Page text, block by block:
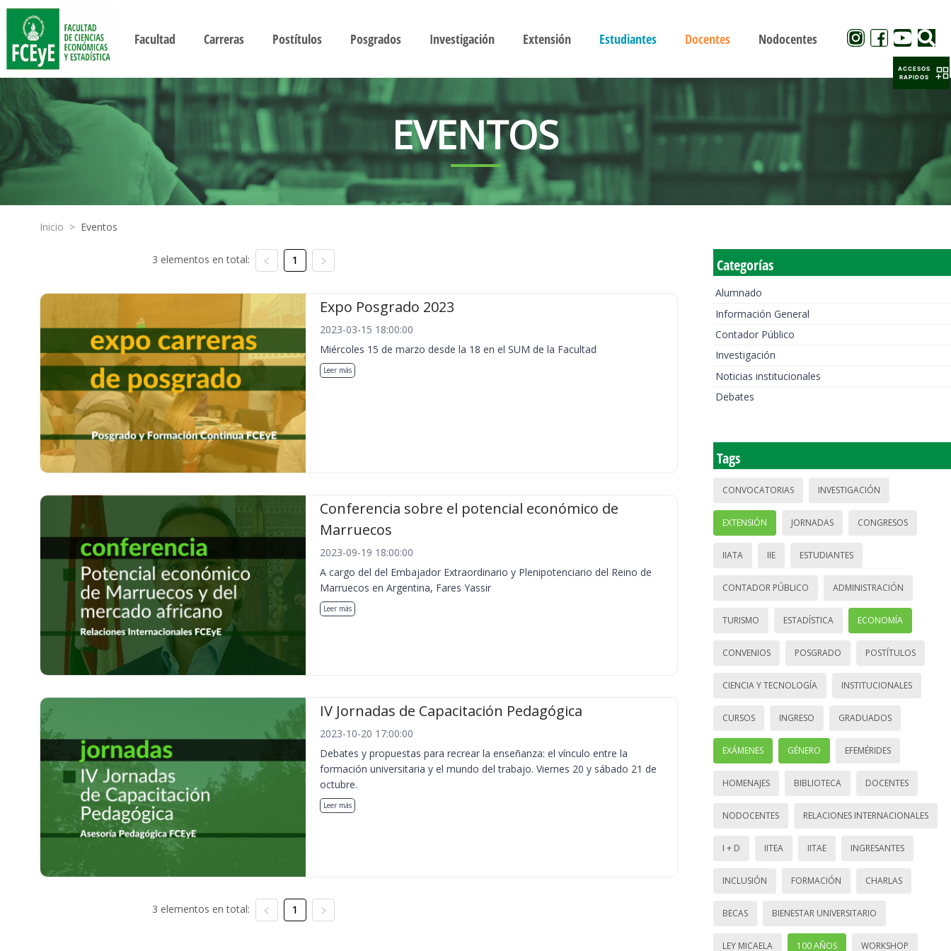
Facultad Carreras Postítulos Posgrados Investigación Extensión Estudiantes Docentes Nodocentes
EVENTOS
Inicio > Eventos
3 elementos en total: 1
Expo Posgrado 2023
2023-03-15 18:00:00
Miércoles 15 de marzo desde la 18 en el SUM de la Facultad
Leer más
Conferencia sobre el potencial económico de
Marruecos
2023-09-19 18:00:00
A cargo del del Embajador Extraordinario y Plenipotenciario del Reino de
Marruecos en Argentina, Fares Yassir
Leer más
IV Jornadas de Capacitación Pedagógica
2023-10-20 17:00:00
Debates y propuestas para recrear la enseñanza: el vínculo entre la
formación universitaria y el mundo del trabajo. Viernes 20 y sábado 21 de
octubre.
Leer más
3 elementos en total: 1
Categorías
Alumnado
Información General
Contador Público
Investigación
Noticias institucionales
Debates
Tags
CONVOCATORIAS INVESTIGACIÓN
EXTENSIÓN JORNADAS CONGRESOS
IIATA IIE ESTUDIANTES
CONTADOR PÚBLICO ADMINISTRACIÓN
TURISMO ESTADÍSTICA ECONOMÍA
CONVENIOS POSGRADO POSTÍTULOS
CIENCIA Y TECNOLOGÍA INSTITUCIONALES
CURSOS INGRESO GRADUADOS
EXÁMENES GÉNERO EFEMÉRIDES
HOMENAJES BIBLIOTECA DOCENTES
NODOCENTES RELACIONES INTERNACIONALES
I + D IITEA IITAE INGRESANTES
INCLUSIÓN FORMACIÓN CHARLAS
BECAS BIENESTAR UNIVERSITARIO
LEY MICAELA 100 AÑOS WORKSHOP
ACCESOS
RAPIDOS